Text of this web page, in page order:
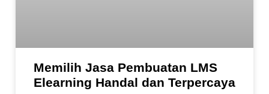
Memilih Jasa Pembuatan LMS
Elearning Handal dan Terpercaya